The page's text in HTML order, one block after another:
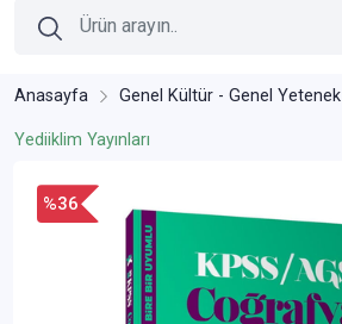
Anasayfa Genel Kültür - Genel Yetenek
Yediiklim Yayınları
%36